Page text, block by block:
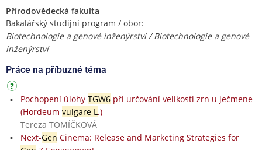
Přírodovědecká fakulta
Bakalářský studijní program / obor:
Biotechnologie a genové inženýrství / Biotechnologie a genové
inženýrství
Práce na příbuzné téma
Pochopení úlohy TGW6při určování velikosti zrn u ječmene
(Hordeum vulgare L .)
Tereza TOMÍČKOVÁ
Next-Gen Cinema: Release and Marketing Strategies for